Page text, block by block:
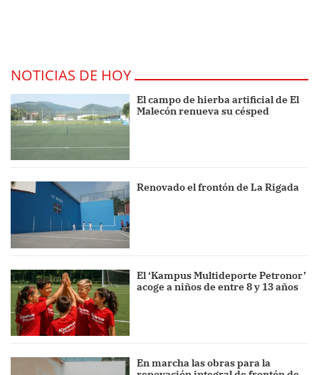
NOTICIAS DE HOY
El campo de hierba artificial de El
Malecón renueva su césped
Renovado el frontón de La Rigada
El ‘Kampus Multideporte Petronor’
acoge a niños de entre 8 y 13 años
En marcha las obras para la